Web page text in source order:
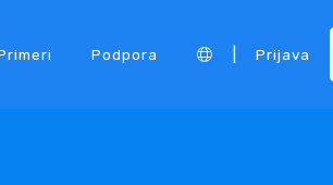
Podpora Prijava